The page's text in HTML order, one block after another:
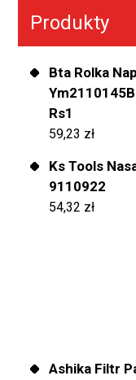
Produkty
Bta Rolka
Rs1
59,23 zł
Ks Tools
9110922
54,32 zł
Ashika Filtr